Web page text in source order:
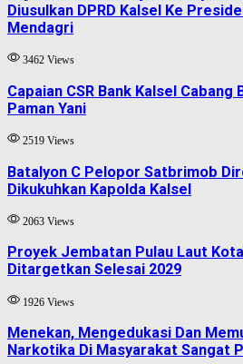
Diusulkan DPRD Kalsel Ke
Mendagri
3462 Views
Capaian CSR Bank Kalsel
Paman Yani
2519 Views
Batalyon C Pelopor Satbrimob
Dikukuhkan Kapolda Kalsel
2063 Views
Proyek Jembatan Pulau Laut
Ditargetkan Selesai 2029
1926 Views
Menekan, Mengedukasi Dan
Narkotika Di Masyarakat Sangat